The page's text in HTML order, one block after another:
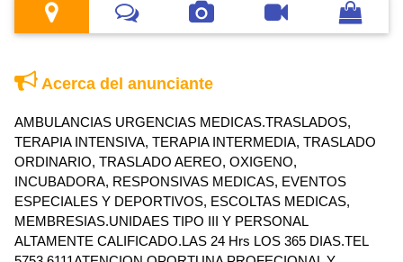
Acerca del anunciante
AMBULANCIAS URGENCIAS MEDICAS.TRASLADOS,
TERAPIA INTENSIVA, TERAPIA INTERMEDIA, TRASLADO
ORDINARIO, TRASLADO AEREO, OXIGENO,
INCUBADORA, RESPONSIVAS MEDICAS, EVENTOS
ESPECIALES Y DEPORTIVOS, ESCOLTAS MEDICAS,
MEMBRESIAS.UNIDAES TIPO III Y PERSONAL
ALTAMENTE CALIFICADO.LAS 24 Hrs LOS 365 DIAS.TEL